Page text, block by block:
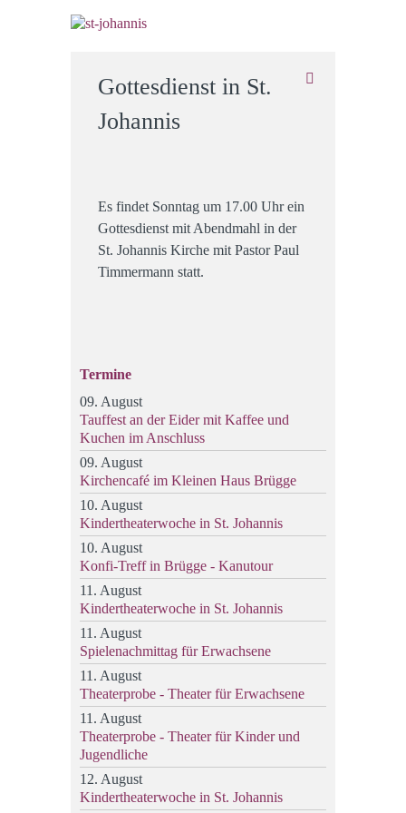
Gottesdienst in St.
Johannis
Es findet Sonntag um 17.00 Uhr ein
Gottesdienst mit Abendmahl in der
St. Johannis Kirche mit Pastor Paul
Timmermann statt.
Termine
09. August
Tauffest an der Eider mit Kaffee und
Kuchen im Anschluss
09. August
Kirchencafé im Kleinen Haus Brügge
10. August
Kindertheaterwoche in St. Johannis
10. August
Konfi-Treff in Brügge - Kanutour
11. August
Kindertheaterwoche in St. Johannis
11. August
Spielenachmittag für Erwachsene
11. August
Theaterprobe - Theater für Erwachsene
11. August
Theaterprobe - Theater für Kinder und
Jugendliche
12. August
Kindertheaterwoche in St. Johannis